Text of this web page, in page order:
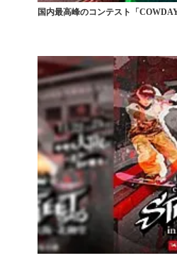
国内最高峰のコンテスト「